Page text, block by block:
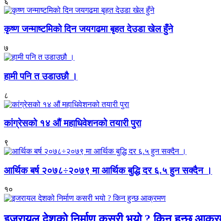
कृष्ण जन्माष्टमिको दिन जयगढमा बृहत देउडा खेल हुँने
७
हामी पनि त उडाउछौ ।
८
कांग्रेसको १४ औं महाधिवेशनको तयारी पुरा
९
आर्थिक बर्ष २०७८÷२०७९ मा आर्थिक बुद्धि दर ६.५ हुन सक्दैन ।
१०